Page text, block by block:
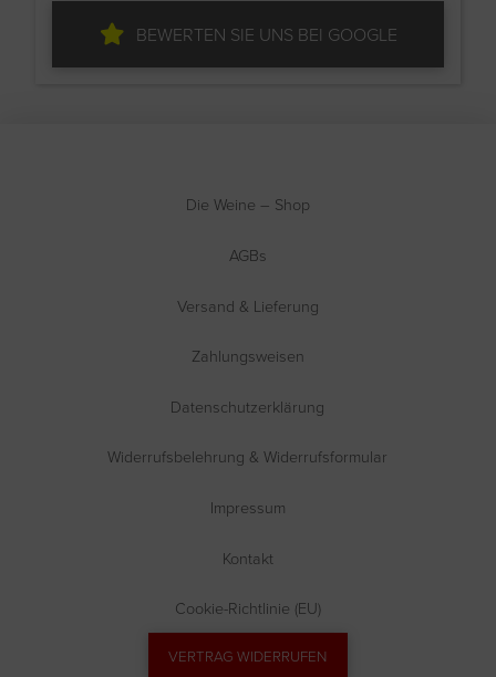
BEWERTEN SIE UNS BEI GOOGLE
Die Weine – Shop
AGBs
Versand & Lieferung
Zahlungsweisen
Datenschutzerklärung
Widerrufsbelehrung & Widerrufsformular
Impressum
Kontakt
Cookie-Richtlinie (EU)
VERTRAG WIDERRUFEN